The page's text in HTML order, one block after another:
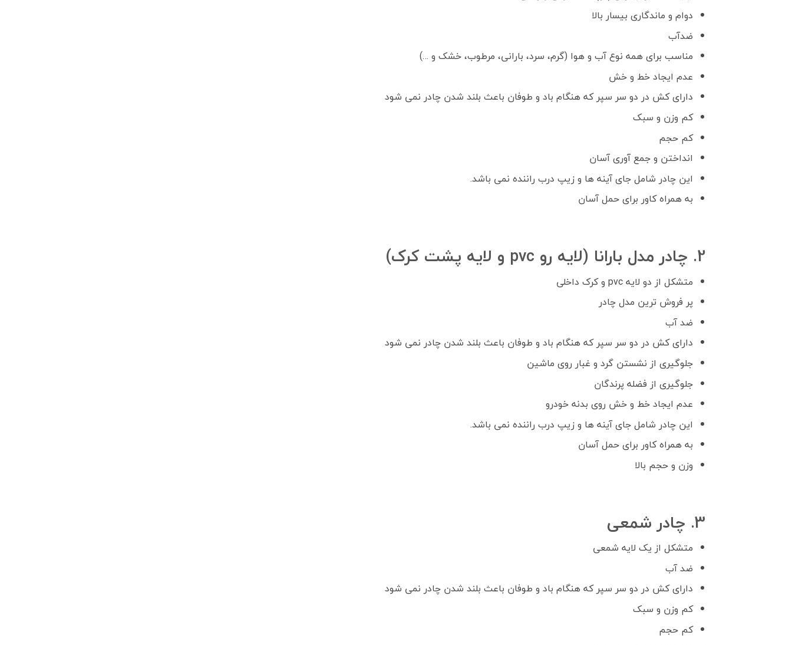
دوام و ماندگاری بیسار بالا
ضدآب
مناسب برای همه نوع آب و هوا (گرم، سرد، بارانی، مرطوب، خشک و …)
عدم ایجاد خط و خش
دارای کش در دو سر سپر که هنگام باد و طوفان باعث بلند شدن چادر نمی شود
کم وزن و سبک
کم حجم
انداختن و جمع آوری آسان
این چادر شامل جای آینه ها و زیپ درب راننده نمی باشد.
به همراه کاور برای حمل آسان
2. چادر مدل بارانا (لایه رو pvc و لایه پشت کرک)
متشکل از دو لایه pvc و کرک داخلی
پر فروش ترین مدل چادر
ضد آب
دارای کش در دو سر سپر که هنگام باد و طوفان باعث بلند شدن چادر نمی شود
جلوگیری از نشستن گرد و غبار روی ماشین
جلوگیری از فضله پرندگان
عدم ایجاد خط و خش روی بدنه خودرو
این چادر شامل جای آینه ها و زیپ درب راننده نمی باشد.
به همراه کاور برای حمل آسان
وزن و حجم بالا
3. چادر شمعی
متشکل از یک لایه شمعی
ضد آب
دارای کش در دو سر سپر که هنگام باد و طوفان باعث بلند شدن چادر نمی شود
کم وزن و سبک
کم حجم